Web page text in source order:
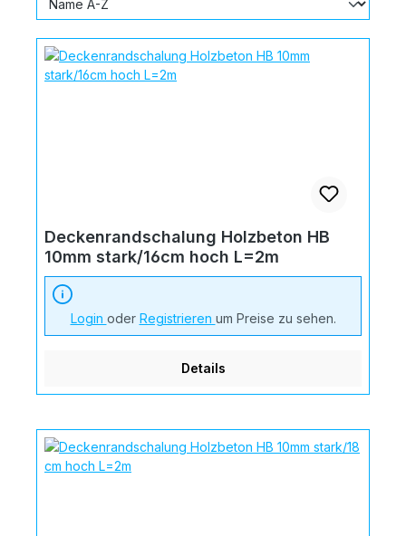
Deckenrandschalung Holzbeton HB
10mm stark/16cm hoch L=2m
Login oder Registrieren um Preise zu sehen.
Details